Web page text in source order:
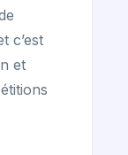
c’est
et